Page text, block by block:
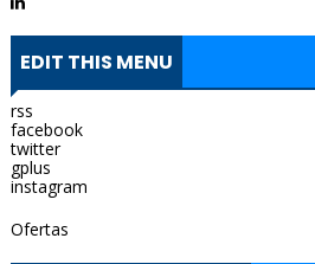
EDIT THIS MENU
rss
facebook
twitter
gplus
instagram
Ofertas